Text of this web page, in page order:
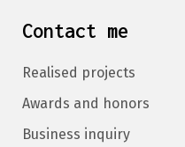
Contact me
Realised projects
Awards and honors
Business inquiry